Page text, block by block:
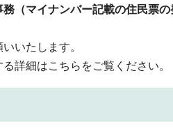
（マイナンバー記載の住民票
いたします。
詳細はこちらをご覧ください。